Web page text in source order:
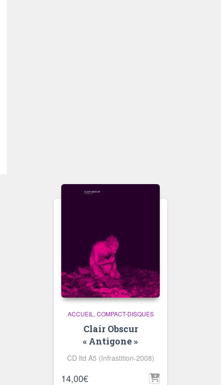
ACCUEIL COMPACT-DISQUES
Clair Obscur
« Antigone »
CD ltd A5 (Infrastition-2008)
14,00€